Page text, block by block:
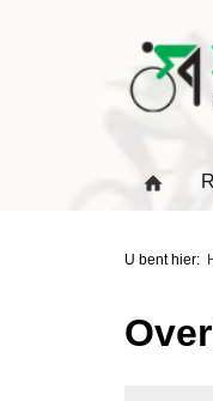
U bent hier: